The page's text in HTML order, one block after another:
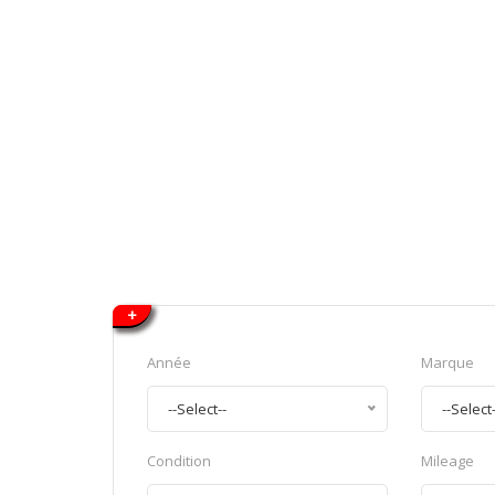
-
+
Année
--Select--
Marque
--
Condition Mileage